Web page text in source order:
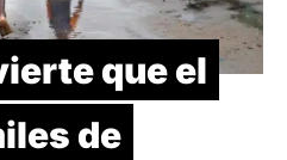
que el
de